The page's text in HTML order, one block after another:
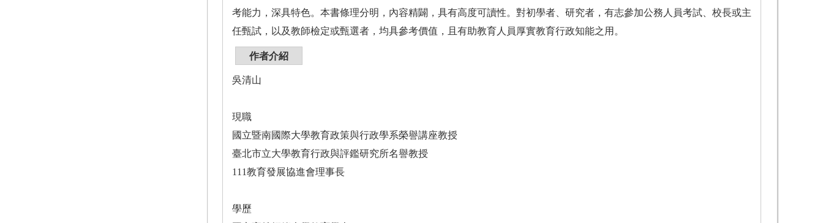
考能力，深具特色。本書條理分明，內容精闢，具有高度可讀性。對初學者、研究者，有志參加公務人員考試、校長或主
任甄試，以及教師檢定或甄選者，均具參考價值，且有助教育人員厚實教育行政知能之用。
作者介紹
吳清山
現職
國立暨南國際大學教育政策與行政學系榮譽講座教授
臺北市立大學教育行政與評鑑研究所名譽教授
111教育發展協進會理事長
學歷